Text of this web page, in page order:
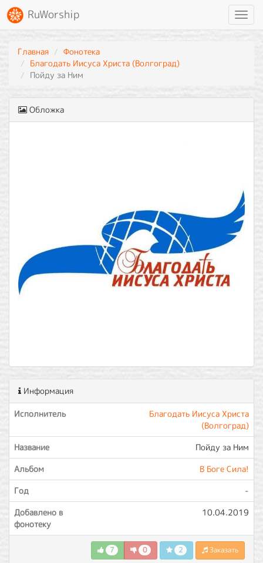
RuWorship
Главная
Фонотека
Благодать Иисуса Христа (Волгоград)
Пойду за Ним
Обложка
Информация
Исполнитель
Благодать Иисуса Христа
(Волгоград)
Название
Пойду за Ним
Альбом
В Боге Сила!
Год
-
Добавлено в
фонотеку
10.04.2019
7 0 2 Заказать